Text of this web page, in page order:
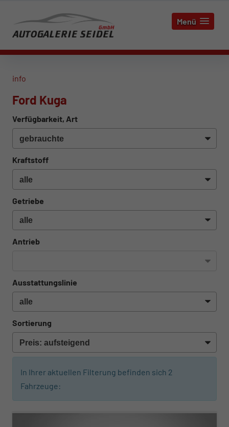
Menü
info
Ford Kuga
Verfügbarkeit, Art
Kraftstoff
Getriebe
Antrieb
Ausstattungslinie
Sortierung
In Ihrer aktuellen Filterung befinden sich 2
Fahrzeuge:
ab 271,– € mtl.